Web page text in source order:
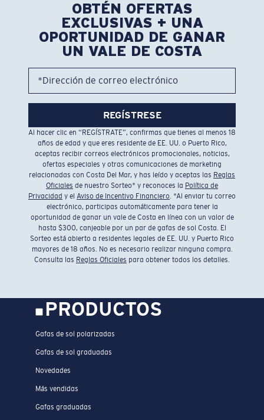
OBTÉN OFERTAS
EXCLUSIVAS + UNA
OPORTUNIDAD DE GANAR
UN VALE DE COSTA
*Dirección de correo electrónico
REGÍSTRESE
Al hacer clic en “REGÍSTRATE”, confirmas que tienes al menos 18
años de edad y que eres residente de EE. UU. o Puerto Rico,
aceptas recibir correos electrónicos promocionales, noticias,
ofertas especiales y otras comunicaciones de marketing
relacionadas con Costa Del Mar, y has leído y aceptas las Reglas
Oficiales de nuestro Sorteo* y reconoces la Política de
Privacidad y el Aviso de Incentivo Financiero. *Al enviar tu correo
electrónico, participas automáticamente para tener la
oportunidad de ganar un vale de Costa en línea con un valor de
hasta $300, canjeable por un par de gafas de sol Costa. El
Sorteo está abierto a residentes legales de EE. UU. y Puerto Rico
mayores de 18 años. No es necesario realizar ninguna compra.
Consulta las Reglas Oficiales para obtener todos los detalles.
PRODUCTOS
Gafas de sol polarizadas
Gafas de sol graduadas
Novedades
Más vendidas
Gafas graduadas